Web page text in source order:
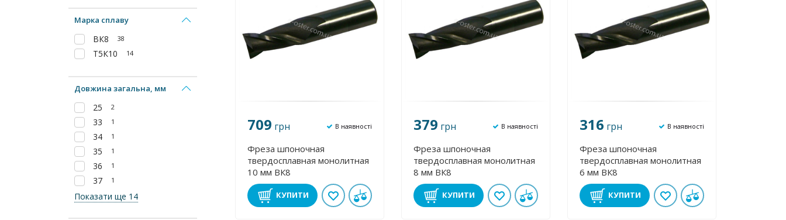
Марка сплаву
ВК8 38
Т5К10 14
Довжина загальна, мм
25 2
33 1
34 1
35 1
36 1
37 1
Показати ще 14
709 грн В наявності
Фреза шпоночная
твердосплавная монолитная
10 мм ВК8
КУПИТИ
379 грн В наявності
Фреза шпоночная
твердосплавная монолитная
8 мм ВК8
КУПИТИ
316 грн В наявності
Фреза шпоночная
твердосплавная монолитная
6 мм ВК8
КУПИТИ